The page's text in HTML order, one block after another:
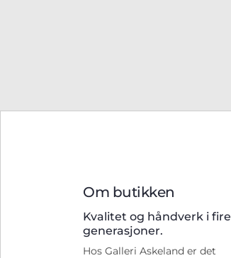
Om butikken
Kvalitet og håndverk i fire
generasjoner.
Hos Galleri Askeland er det